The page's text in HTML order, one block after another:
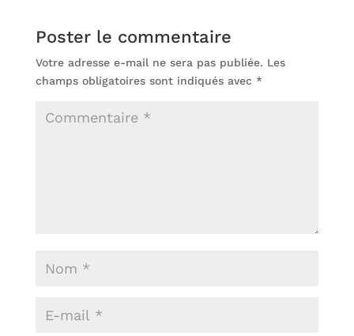
Poster le commentaire
Votre adresse e-mail ne sera pas publiée. Les
champs obligatoires sont indiqués avec *